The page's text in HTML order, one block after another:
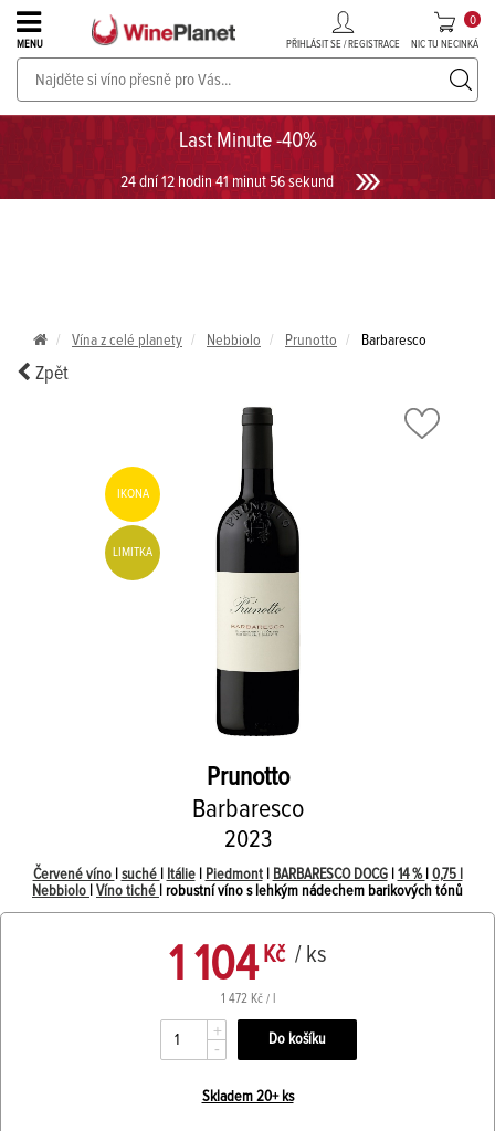
Last Minute -40%
24 dní 12 hodin 41 minut 56 sekund
MENU PŘIHLÁSIT SE / REGISTRACE NIC TU NECINKÁ
0
PROSECCO v akci až do -30%!UKÁZAT PROSECCO
Vína z celé planety Nebbiolo Prunotto Barbaresco
Zpět
IKONA
LIMITKA
Prunotto
Barbaresco
2023
Červené víno suché Itálie| Piedmont| BARBARESCO DOCG| 14 % 0,75 l
Nebbiolo
Víno tiché | robustní víno s lehkým nádechem barikových tónů
1 104 Kč / ks
1 472 Kč / l
+
-
Skladem 20+ ks